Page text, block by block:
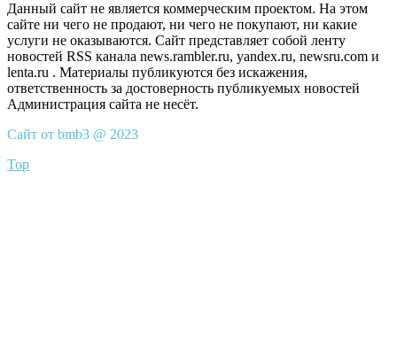
Данный сайт не является коммерческим проектом. На этом
сайте ни чего не продают, ни чего не покупают, ни какие
услуги не оказываются. Сайт представляет собой ленту
новостей RSS канала news.rambler.ru, yandex.ru, newsru.com и
lenta.ru . Материалы публикуются без искажения,
ответственность за достоверность публикуемых новостей
Администрация сайта не несёт.
Сайт от bmb3 @ 2023
Top